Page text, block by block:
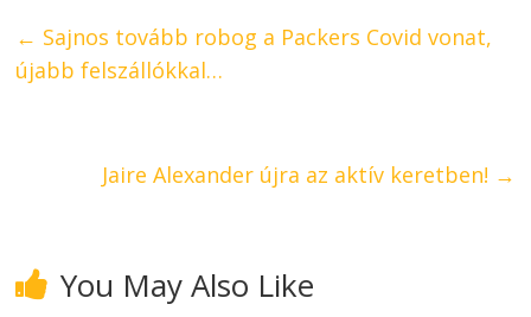
← Sajnos tovább robog a Packers Covid vonat,
újabb felszállókkal…
Jaire Alexander újra az aktív keretben! →
You May Also Like